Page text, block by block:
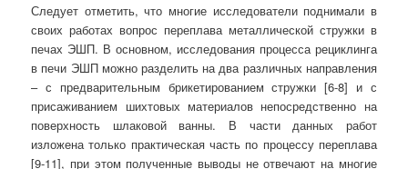
Следует отметить, что многие исследователи поднимали в
своих работах вопрос переплава металлической стружки в
печах ЭШП. В основном, исследования процесса рециклинга
в печи ЭШП можно разделить на два различных направления
– с предварительным брикетированием стружки [6-8] и с
присаживанием шихтовых материалов непосредственно на
поверхность шлаковой ванны. В части данных работ
изложена только практическая часть по процессу переплава
[9-11], при этом полученные выводы не отвечают на многие